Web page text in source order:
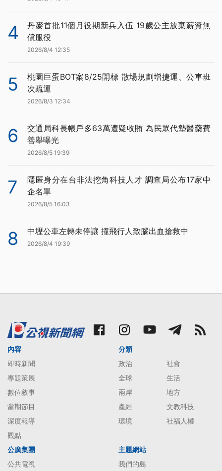
4
丹麥首批11個月役期新兵入伍 19歲公主放棄薪資無
償服役
2026/8/4 12:35
5
桃園巨蛋BOT案8/25開標 散場規劃增捷運、公車班
次疏運
2026/8/3 12:34
6
交通局科長帳戶多63萬遭疑收賄 為民眾代墊醫藥費
善舉曝光
2026/8/5 19:39
7
隱匿身分在台非法挖角科技人才 調查局公布17家中
企名單
2026/8/5 16:03
8 中壢公車左轉未停讓 撞飛行人致腦出血搶救中
2026/8/4 19:39
內容
即時新聞
專題策展
數位敘事
當期節目
深度報導
觀點
分類
政治
社會
全球
生活
兩岸
地方
產經
文教科技
環境
社福人權
公廣集團
公共電視
主題網站
我們的島